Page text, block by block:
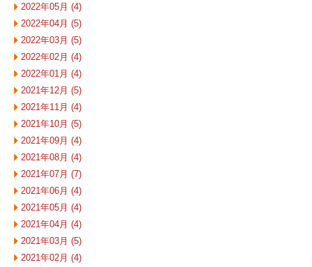
2022年05月 (4)
2022年04月 (5)
2022年03月 (5)
2022年02月 (4)
2022年01月 (4)
2021年12月 (5)
2021年11月 (4)
2021年10月 (5)
2021年09月 (4)
2021年08月 (4)
2021年07月 (7)
2021年06月 (4)
2021年05月 (4)
2021年04月 (4)
2021年03月 (5)
2021年02月 (4)